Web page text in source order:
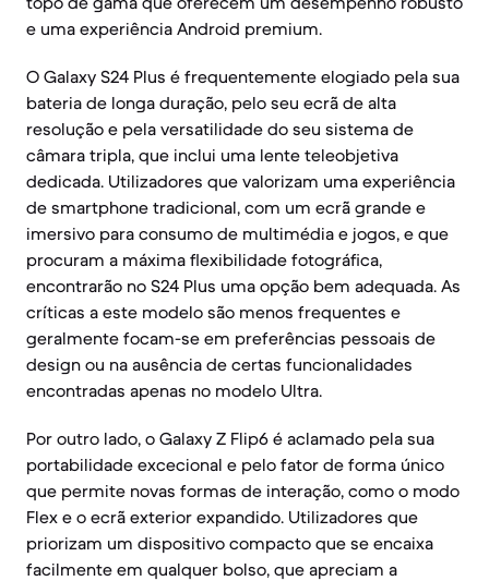
e uma experiência Android premium.
O Galaxy S24 Plus é frequentemente elogiado pela sua
bateria de longa duração, pelo seu ecrã de alta
resolução e pela versatilidade do seu sistema de
câmara tripla, que inclui uma lente teleobjetiva
dedicada. Utilizadores que valorizam uma experiência
de smartphone tradicional, com um ecrã grande e
imersivo para consumo de multimédia e jogos, e que
procuram a máxima flexibilidade fotográfica,
encontrarão no S24 Plus uma opção bem adequada. As
críticas a este modelo são menos frequentes e
geralmente focam-se em preferências pessoais de
design ou na ausência de certas funcionalidades
encontradas apenas no modelo Ultra.
Por outro lado, o Galaxy Z Flip6 é aclamado pela sua
portabilidade excecional e pelo fator de forma único
que permite novas formas de interação, como o modo
Flex e o ecrã exterior expandido. Utilizadores que
priorizam um dispositivo compacto que se encaixa
facilmente em qualquer bolso, que apreciam a